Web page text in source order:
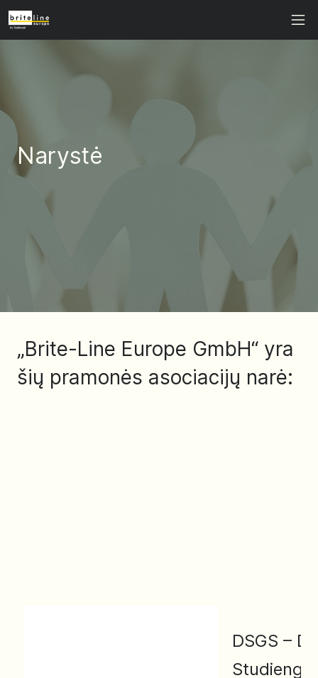
Narystė
„Brite-Line Europe GmbH“ yra
šių pramonės asociacijų narė:
DSGS –